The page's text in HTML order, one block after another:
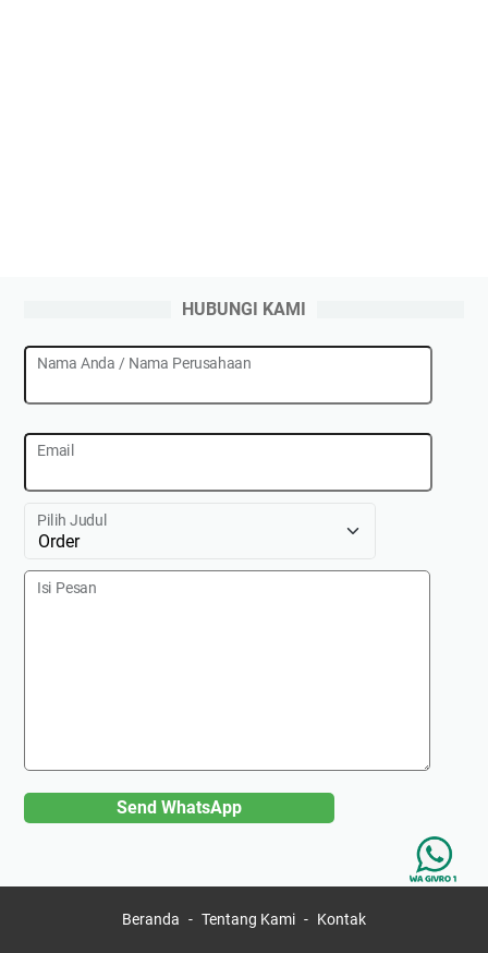
HUBUNGI KAMI
Nama Anda / Nama Perusahaan
Email
Pilih Judul
Isi Pesan
Send WhatsApp
Beranda Tentang Kami Kontak